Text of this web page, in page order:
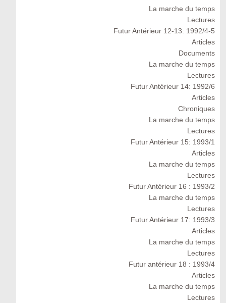
La marche du temps
Lectures
Futur Antérieur 12-13: 1992/4-5
Articles
Documents
La marche du temps
Lectures
Futur Antérieur 14: 1992/6
Articles
Chroniques
La marche du temps
Lectures
Futur Antérieur 15: 1993/1
Articles
La marche du temps
Lectures
Futur Antérieur 16 : 1993/2
La marche du temps
Lectures
Futur Antérieur 17: 1993/3
Articles
La marche du temps
Lectures
Futur antérieur 18 : 1993/4
Articles
La marche du temps
Lectures